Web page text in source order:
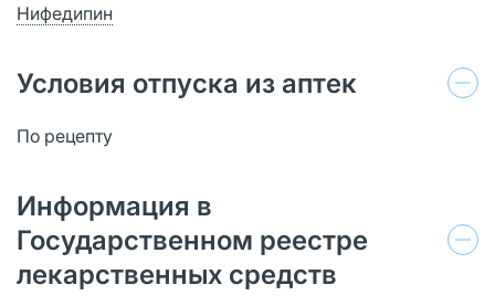
Нифедипин
Условия отпуска из аптек
По рецепту
Информация в
Государственном реестре
лекарственных средств